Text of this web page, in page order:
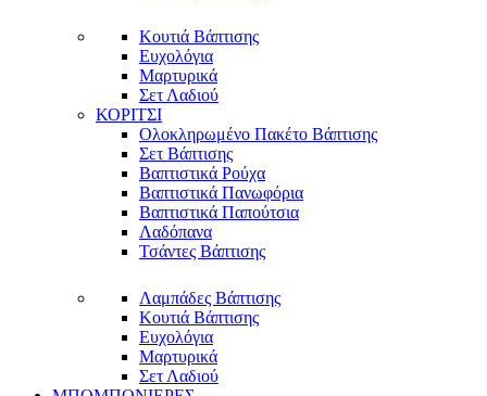
Κουτιά Βάπτισης
Ευχολόγια
Μαρτυρικά
Σετ Λαδιού
ΚΟΡΙΤΣΙ
Ολοκληρωμένο Πακέτο Βάπτισης
Σετ Βάπτισης
Βαπτιστικά Ρούχα
Βαπτιστικά Πανωφόρια
Βαπτιστικά Παπούτσια
Λαδόπανα
Τσάντες Βάπτισης
Λαμπάδες Βάπτισης
Κουτιά Βάπτισης
Ευχολόγια
Μαρτυρικά
Σετ Λαδιού